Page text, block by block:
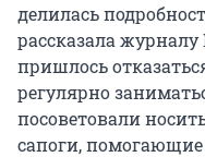
делилась
рассказала
пришлось
регулярно
посоветовали
сапоги,